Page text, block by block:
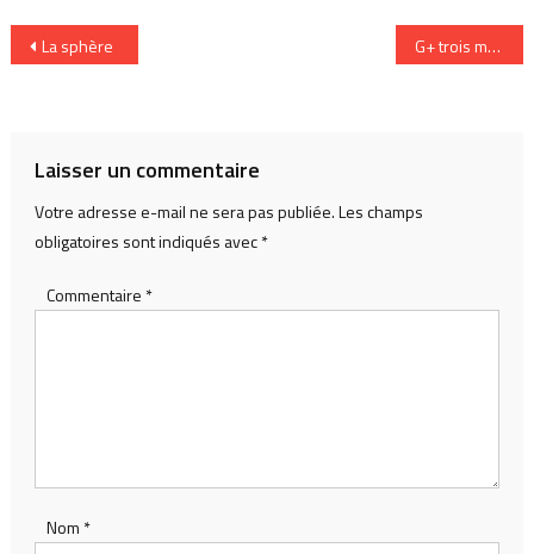
Navigation
La sphère G+ trois mois après
Laisser un commentaire
Votre adresse e-mail ne sera pas publiée.Les champs
obligatoires sont indiqués avec*
Commentaire *
Nom *